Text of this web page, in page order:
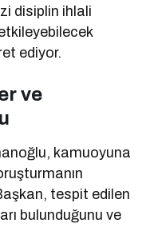
disiplin ihlali
ediyor.
ve
kamuoyuna
tespit edilen
bulunduğunu ve